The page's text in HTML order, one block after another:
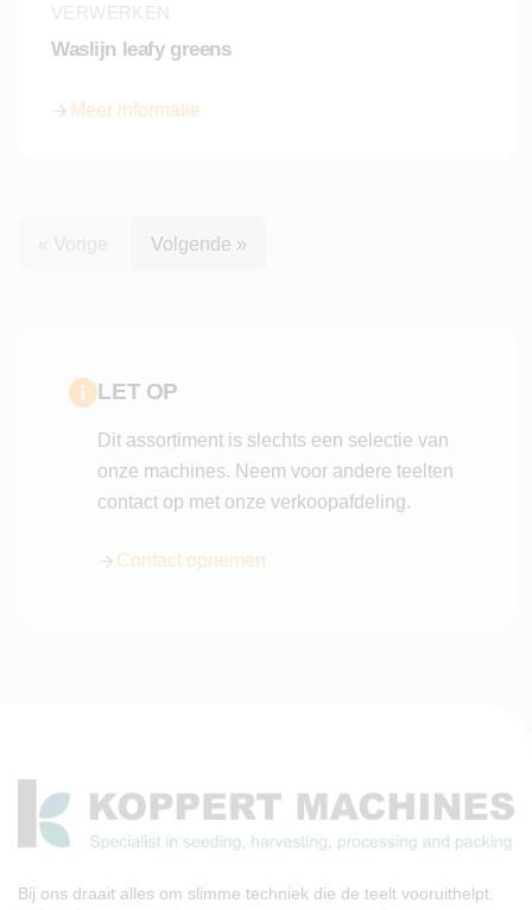
VERWERKEN
Waslijn leafy greens
Meer informatie
over Waslijn leafy greens
« Vorige Volgende »
LET OP
Dit assortiment is slechts een selectie van
onze machines. Neem voor andere teelten
contact op met onze verkoopafdeling.
Contact opnemen
Bij ons draait alles om slimme techniek die de teelt vooruithelpt.